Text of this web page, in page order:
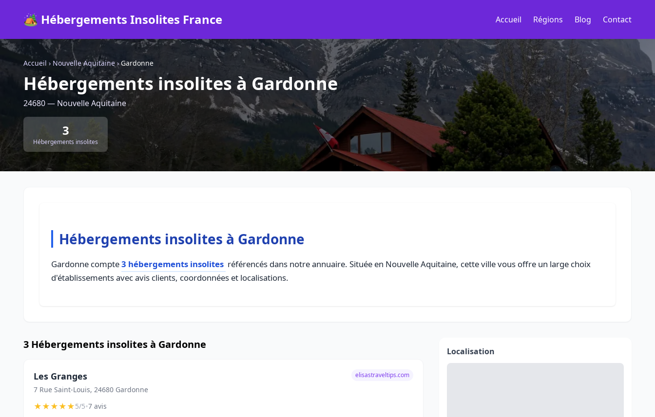
🏕️ Hébergements Insolites France Accueil Régions Blog Contact
Accueil › Nouvelle Aquitaine ›Gardonne
Hébergements insolites à Gardonne
24680 — Nouvelle Aquitaine
3
Hébergements insolites
Hébergements insolites à Gardonne
Gardonne compte3 hébergements insolites référencés dans notre annuaire. Située en Nouvelle Aquitaine, cette ville vous offre un large choix
d'établissements avec avis clients, coordonnées et localisations.
3 Hébergements insolites à Gardonne
Les Granges
7 Rue Saint-Louis, 24680 Gardonne
elisastraveltips.com
★★★★★5/5•7 avis
Localisation